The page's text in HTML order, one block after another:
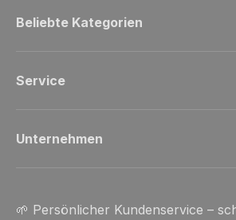
Beliebte Kategorien
Service
Unternehmen
🌱 Persönlicher Kundenservice –